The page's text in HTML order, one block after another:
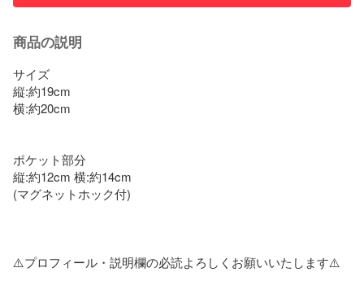
商品の説明
サイズ
縦:約19cm
横:約20cm
ポケット部分
縦:約12cm 横:約14cm
(マグネットホック付)
⚠️プロフィール・説明欄の必読よろしくお願いいたします⚠️